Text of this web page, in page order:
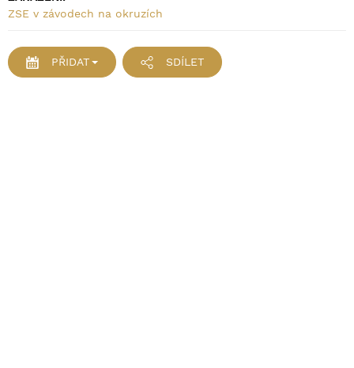
ZSE v závodech na okruzích
PŘIDAT SDÍLET